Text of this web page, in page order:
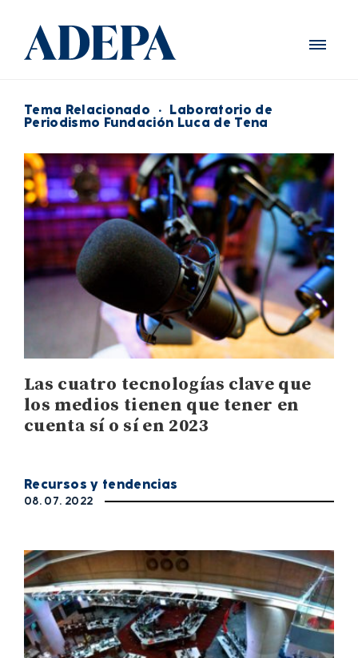
Tema Relacionado · Laboratorio de
Periodismo Fundación Luca de Tena
Las cuatro tecnologías clave que
los medios tienen que tener en
cuenta sí o sí en 2023
Recursos y tendencias
08. 07. 2022